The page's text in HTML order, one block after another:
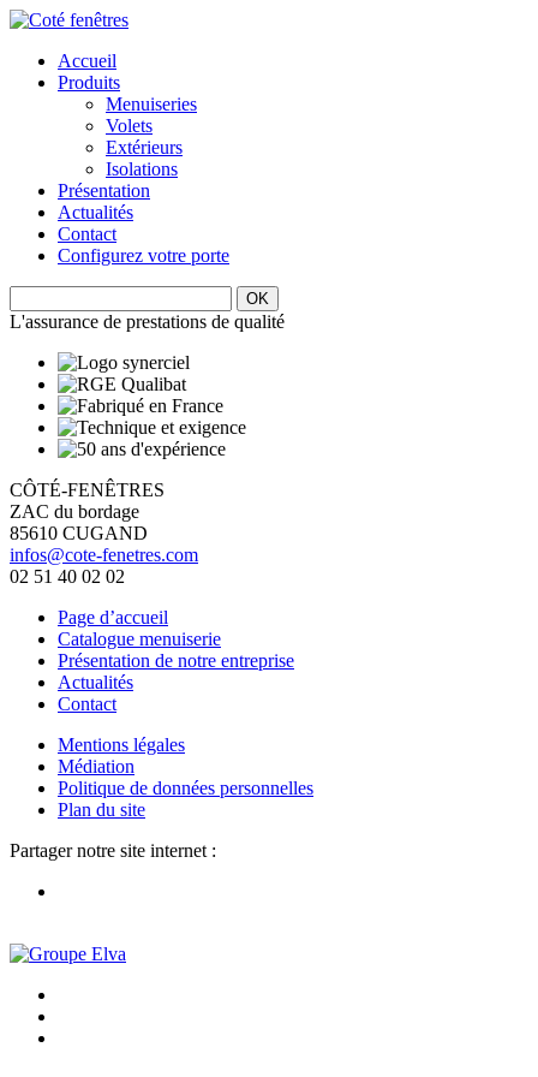
Accueil
Produits
Menuiseries
Volets
Extérieurs
Isolations
Présentation
Actualités
Contact
Configurez votre porte
L'assurance de prestations de qualité
CÔTÉ-FENÊTRES
ZAC du bordage
85610 CUGAND
infos@cote-fenetres.com
02 51 40 02 02
Page d’accueil
Catalogue menuiserie
Présentation de notre entreprise
Actualités
Contact
Mentions légales
Médiation
Politique de données personnelles
Plan du site
Partager notre site internet :